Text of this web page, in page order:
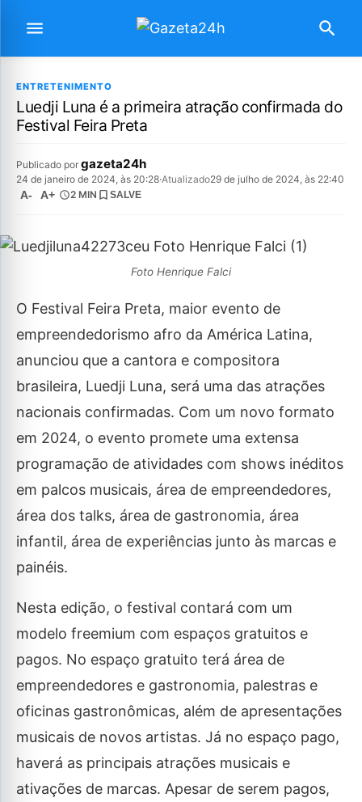
ENTRETENIMENTO
Luedji Luna é a primeira atração confirmada do
Festival Feira Preta
Publicado por gazeta24h
24 de janeiro de 2024, às 20:28·Atualizado29 de julho de 2024, às 22:40
A- A+ 2 MIN SALVE
Foto Henrique Falci
O Festival Feira Preta, maior evento de
empreendedorismo afro da América Latina,
anunciou que a cantora e compositora
brasileira, Luedji Luna, será uma das atrações
nacionais confirmadas. Com um novo formato
em 2024, o evento promete uma extensa
programação de atividades com shows inéditos
em palcos musicais, área de empreendedores,
área dos talks, área de gastronomia, área
infantil, área de experiências junto às marcas e
painéis.
Nesta edição, o festival contará com um
modelo freemium com espaços gratuitos e
pagos. No espaço gratuito terá área de
empreendedores e gastronomia, palestras e
oficinas gastronômicas, além de apresentações
musicais de novos artistas. Já no espaço pago,
haverá as principais atrações musicais e
ativações de marcas. Apesar de serem pagos,